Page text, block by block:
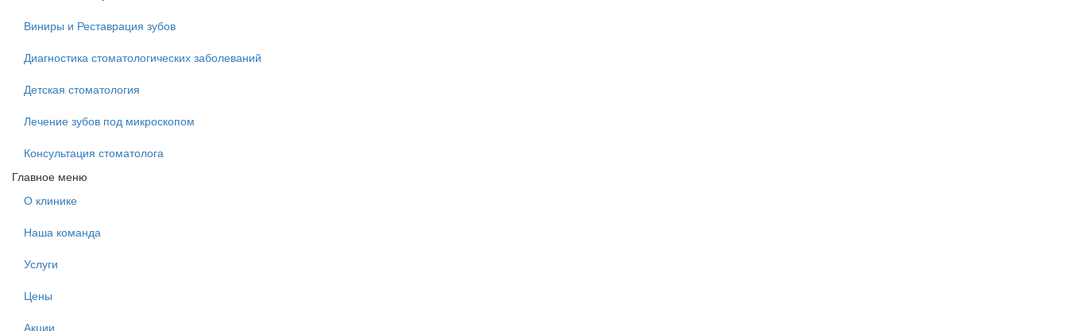
Виниры и Реставрация зубов
Диагностика стоматологических заболеваний
Детская стоматология
Лечение зубов под микроскопом
Консультация стоматолога
Главное меню
О клинике
Наша команда
Услуги
Цены
Акции